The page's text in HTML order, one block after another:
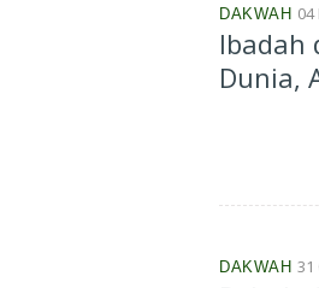
DAKWAH 04
Ibadah
Dunia,
DAKWAH 31